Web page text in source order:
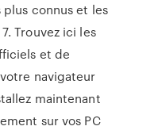
connus et les
Trouvez ici les
et de
navigateur
maintenant
sur vos PC